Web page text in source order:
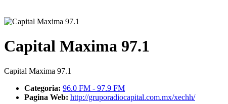
Capital Maxima 97.1
Capital Maxima 97.1
Categoria: 96.0 FM - 97.9 FM
Pagina Web: http://gruporadiocapital.com.mx/xechh/